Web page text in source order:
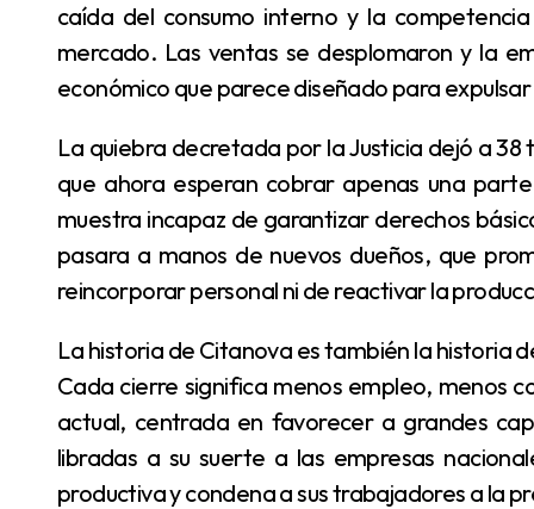
caída del consumo interno y la
mercado. Las ventas se desplomaron y la
económico que parece diseñado para expulsar
La quiebra decretada por la Justicia dejó a 38 trabajadores en la incertidumbre. Familias enteras
que ahora esperan cobrar apenas una
muestra incapaz de garantizar derechos
pasara a manos de nuevos dueños, que
reincorporar personal ni de reactivar la
La historia de Citanova es también la historia de muchas otras fábricas que se apagan en silencio.
Cada cierre significa menos empleo, menos
actual, centrada en favorecer a grandes
libradas a su suerte a las empresas
productiva y condena a sus trabajadores a la